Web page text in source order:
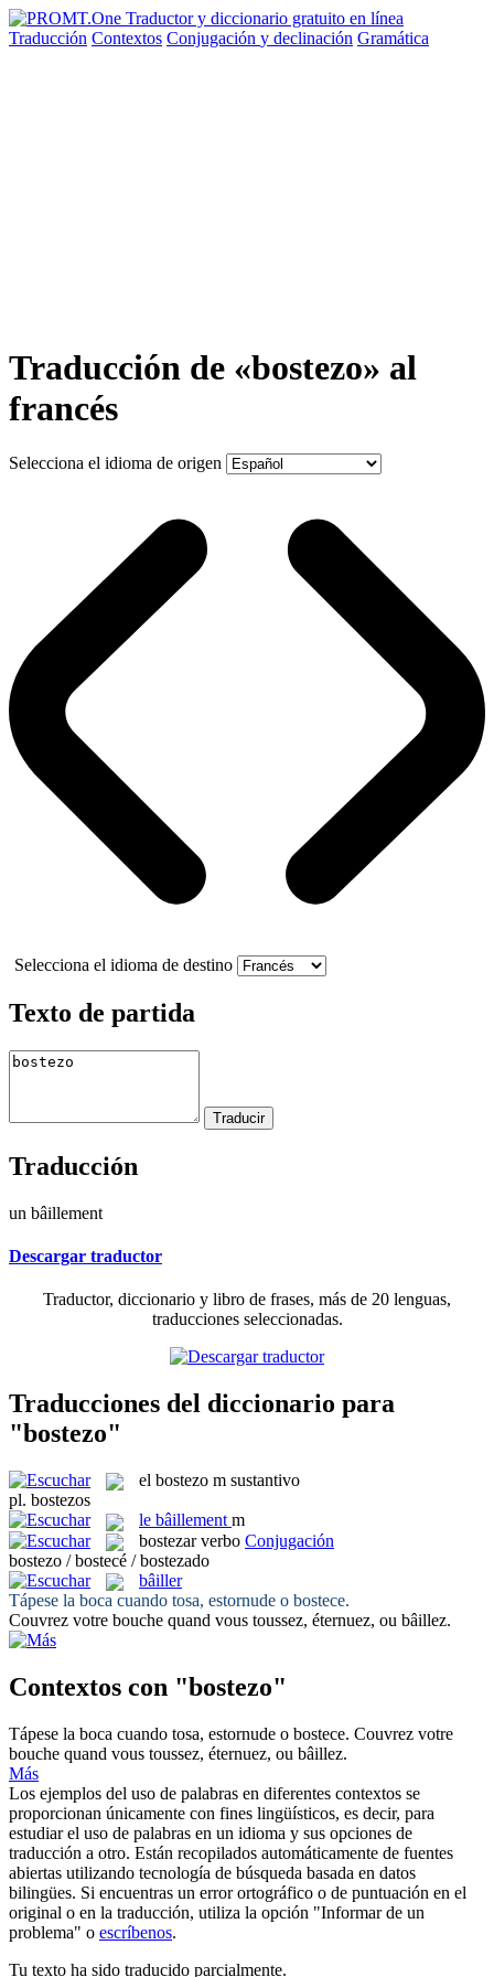
Traducción Contextos Conjugación y declinación Gramática
Traducción de «bostezo» al
francés
Selecciona el idioma de origen
Selecciona el idioma de destino
Texto de partida
Traducción
un bâillement
Descargar traductor
Traductor, diccionario y libro de frases, más de 20 lenguas,
traducciones seleccionadas.
Traducciones del diccionario para
"bostezo"
el bostezo m sustantivo
pl. bostezos
le bâillement m
bostezar verbo Conjugación
bostezo / bostecé / bostezado
bâiller
Tápese la boca cuando tosa, estornude o bostece.
Couvrez votre bouche quand vous toussez, éternuez, ou bâillez.
Contextos con "bostezo"
Tápese la boca cuando tosa, estornude o bostece. Couvrez votre
bouche quand vous toussez, éternuez, ou bâillez.
Más
Los ejemplos del uso de palabras en diferentes contextos se
proporcionan únicamente con fines lingüísticos, es decir, para
estudiar el uso de palabras en un idioma y sus opciones de
traducción a otro. Están recopilados automáticamente de fuentes
abiertas utilizando tecnología de búsqueda basada en datos
bilingües. Si encuentras un error ortográfico o de puntuación en el
original o en la traducción, utiliza la opción "Informar de un
problema" o escríbenos.
Tu texto ha sido traducido parcialmente.